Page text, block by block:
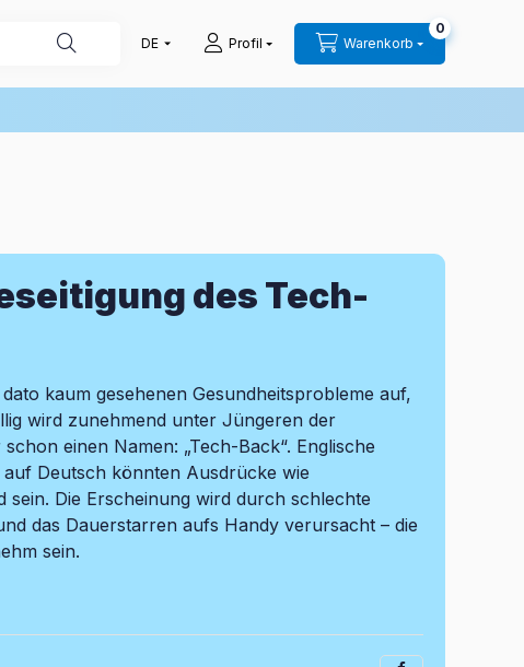
Profil Warenkorb
0
des Tech-
kaum gesehenen Gesundheitsprobleme auf,
wird zunehmend unter Jüngeren der
einen Namen: „Tech-Back“. Englische
Deutsch könnten Ausdrücke wie
Die Erscheinung wird durch schlechte
das Dauerstarren aufs Handy verursacht – die
sein.